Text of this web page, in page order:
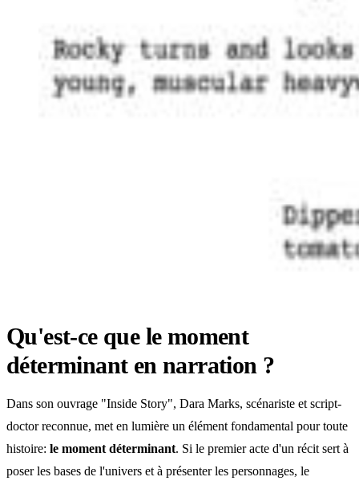
Qu'est-ce que le moment
déterminant en narration ?
Dans son ouvrage "Inside Story", Dara Marks, scénariste et script-
doctor reconnue, met en lumière un élément fondamental pour toute
histoire: le moment déterminant. Si le premier acte d'un récit sert à
poser les bases de l'univers et à présenter les personnages, le